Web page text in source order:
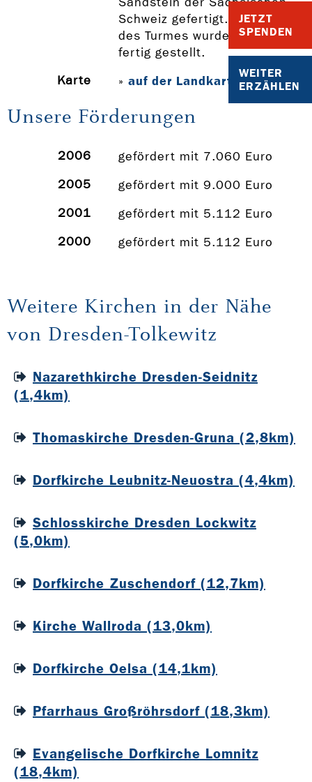
JETZT
SPENDEN
WEITER
ERZÄHLEN
Schweiz gefertigt. Der Bau
des Turmes wurde erst 1965
fertig gestellt.
Karte
» auf der Landkarte anzeigen
Unsere Förderungen
2006
gefördert mit 7.060 Euro
2005
gefördert mit 9.000 Euro
2001
gefördert mit 5.112 Euro
2000
gefördert mit 5.112 Euro
Weitere Kirchen in der Nähe
von Dresden-Tolkewitz
Nazarethkirche Dresden-Seidnitz
(1,4km)
Thomaskirche Dresden-Gruna (2,8km)
Dorfkirche Leubnitz-Neuostra (4,4km)
Schlosskirche Dresden Lockwitz
(5,0km)
Dorfkirche Zuschendorf (12,7km)
Kirche Wallroda (13,0km)
Dorfkirche Oelsa (14,1km)
Pfarrhaus Großröhrsdorf (18,3km)
Evangelische Dorfkirche Lomnitz
(18,4km)